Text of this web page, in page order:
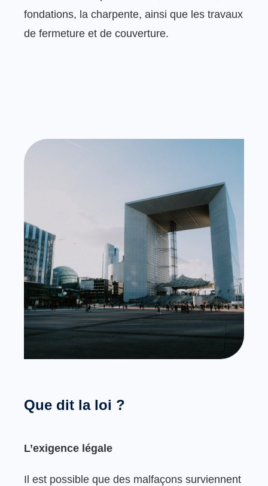
fondations, la charpente, ainsi que les travaux
de fermeture et de couverture.
Que dit la loi ?
L’exigence légale
Il est possible que des malfaçons surviennent